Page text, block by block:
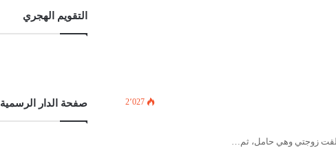
2٬027
التقويم الهجري
صفحة الدار